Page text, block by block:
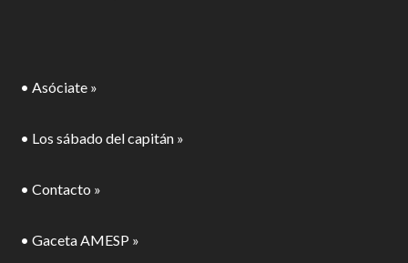
• Asóciate »
• Los sábado del capitán »
• Contacto »
• Gaceta AMESP »